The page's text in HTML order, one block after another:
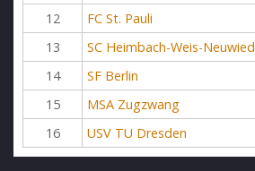
12
FC St. Pauli
13
SC Heimbach-Weis-Neuwied
14
SF Berlin
15
MSA Zugzwang
16
USV TU Dresden